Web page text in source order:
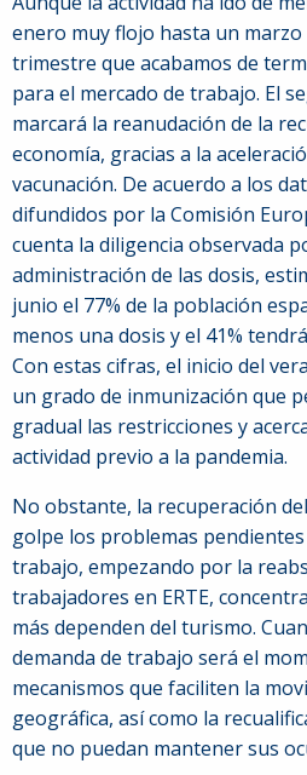
enero muy flojo hasta un marzo
trimestre que acabamos de
para el mercado de trabajo. El
marcará la reanudación de la
economía, gracias a la
vacunación. De acuerdo a los
difundidos por la Comisión
cuenta la diligencia observada
administración de las dosis,
junio el 77% de la población
menos una dosis y el 41%
Con estas cifras, el inicio del
un grado de inmunización que
gradual las restricciones y
actividad previo a la pandemia.
No obstante, la recuperación
golpe los problemas
trabajo, empezando por la
trabajadores en ERTE,
más dependen del turismo.
demanda de trabajo será el
mecanismos que faciliten la
geográfica, así como la
que no puedan mantener sus